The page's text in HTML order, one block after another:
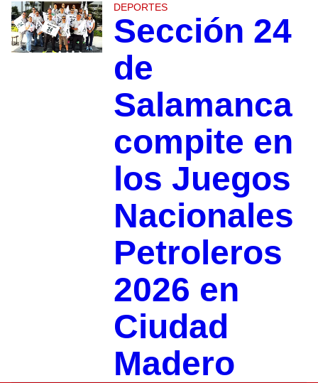
DEPORTES
Sección 24
de
Salamanca
compite en
los Juegos
Nacionales
Petroleros
2026 en
Ciudad
Madero